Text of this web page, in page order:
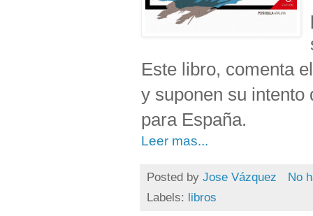
Este libro, comenta
y suponen su intento
para España.
Leer mas...
Posted by Jose Vázquez
No
Labels: libros